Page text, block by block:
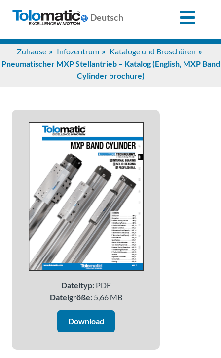
Deutsch
Zuhause Infozentrum
Kataloge und Broschüren
Pneumatischer MXP Stellantrieb – Katalog (English, MXP Band
Cylinder brochure)
Dateityp:PDF
Dateigröße:5,66 MB
Download
Search
for:
Unterstützung
Infozentrum
Anwendungen
Über
Tolomatic
Ingenieur